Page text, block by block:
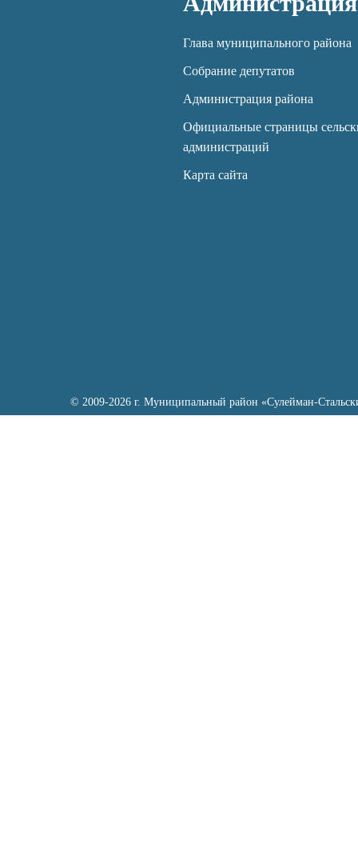
Глава муниципального района
Собрание депутатов
Администрация района
Официальные страницы
администраций
Карта сайта
© 2009-2026 г. Муниципальный район «Сулейман-